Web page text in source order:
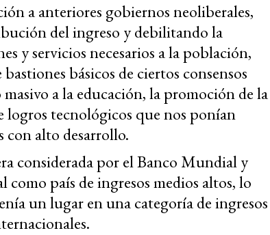
a anteriores gobiernos neoliberales,
del ingreso y debilitando la
y servicios necesarios a la población,
básicos de ciertos consensos
a la educación, la promoción de la
tecnológicos que nos ponían
con alto desarrollo.
considerada por el Banco Mundial y
país de ingresos medios altos, lo
un lugar en una categoría de ingresos